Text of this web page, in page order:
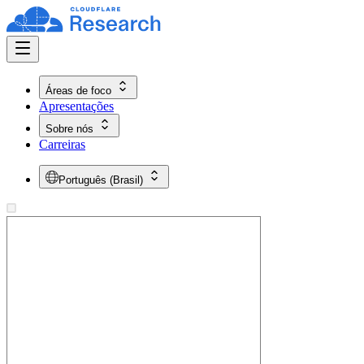
Áreas de foco
Apresentações
Sobre nós
Carreiras
Português (Brasil)